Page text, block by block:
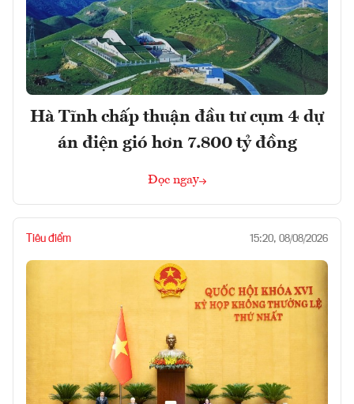
Hà Tĩnh chấp thuận đầu tư cụm 4 dự
án điện gió hơn 7.800 tỷ đồng
Đọc ngay
Tiêu điểm 15:20, 08/08/2026